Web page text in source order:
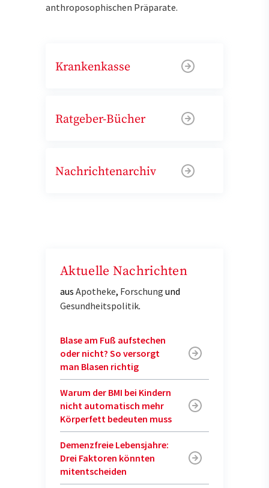
anthroposophischen Präparate.
Krankenkasse
Ratgeber-Bücher
Nachrichtenarchiv
Aktuelle Nachrichten
aus Apotheke, Forschung und
Gesundheitspolitik.
Blase am Fuß aufstechen
oder nicht? So versorgt
man Blasen richtig
Warum der BMI bei Kindern
nicht automatisch mehr
Körperfett bedeuten muss
Demenzfreie Lebensjahre:
Drei Faktoren könnten
mitentscheiden